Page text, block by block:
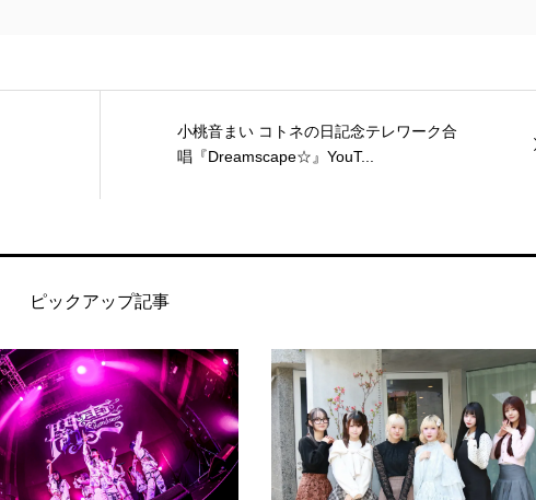
小桃音まい コトネの日記念テレワーク合
唱『Dreamscape☆』YouT...
ピックアップ記事